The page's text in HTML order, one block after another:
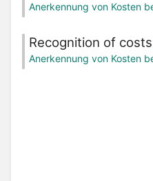
Anerkennung von Kosten
Recognition of
Anerkennung von Kosten